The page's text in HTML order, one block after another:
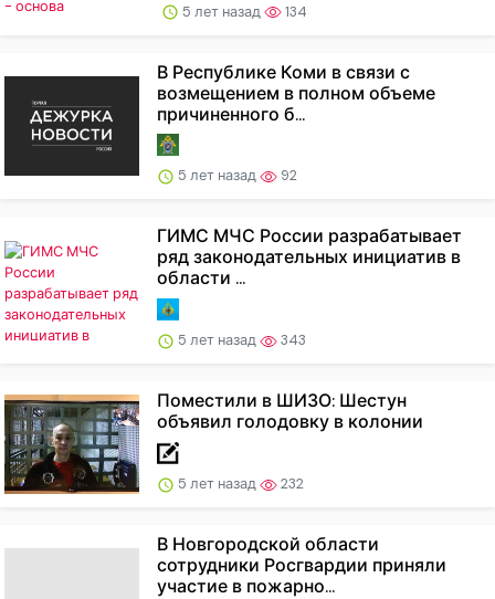
5 лет назад 134
В Республике Коми в связи с
возмещением в полном объеме
причиненного б...
5 лет назад 92
ГИМС МЧС России разрабатывает
ряд законодательных инициатив в
области ...
5 лет назад 343
Поместили в ШИЗО: Шестун
объявил голодовку в колонии
5 лет назад 232
В Новгородской области
сотрудники Росгвардии приняли
участие в пожарно...